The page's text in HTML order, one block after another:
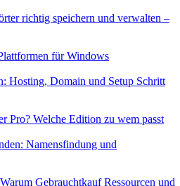
richtig speichern und verwalten –
für Windows
Hosting, Domain und Setup Schritt
Pro? Welche Edition zu wem passt
Namensfindung und
Gebrauchtkauf Ressourcen und